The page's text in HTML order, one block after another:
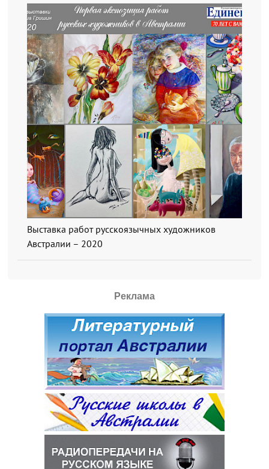
Выставка работ русскоязычных художников
Австралии – 2020
Реклама